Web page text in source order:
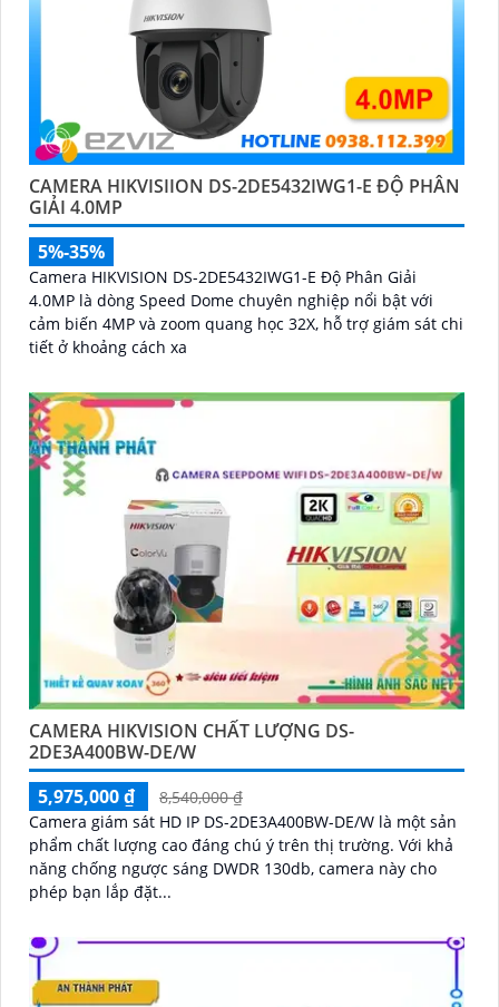
CAMERA HIKVISIION DS-2DE5432IWG1-E ĐỘ PHÂN
GIẢI 4.0MP
5%-35%
Camera HIKVISION DS-2DE5432IWG1-E Độ Phân Giải
4.0MP là dòng Speed Dome chuyên nghiệp nổi bật với
cảm biến 4MP và zoom quang học 32X, hỗ trợ giám sát chi
tiết ở khoảng cách xa
CAMERA HIKVISION CHẤT LƯỢNG DS-
2DE3A400BW-DE/W
5,975,000 ₫
8,540,000 ₫
Camera giám sát HD IP DS-2DE3A400BW-DE/W là một sản
phẩm chất lượng cao đáng chú ý trên thị trường. Với khả
năng chống ngược sáng DWDR 130db, camera này cho
phép bạn lắp đặt...